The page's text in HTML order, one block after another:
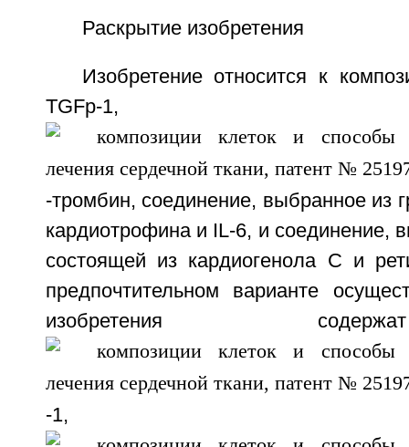
Раскрытие изобретения
Изобретение относится к
TGFp-1,
-тромбин, соединение, выбранное из
кардиотрофина и IL-6, и соединение,
состоящей из кардиогенола С и
предпочтительном варианте
изобретения
-1,